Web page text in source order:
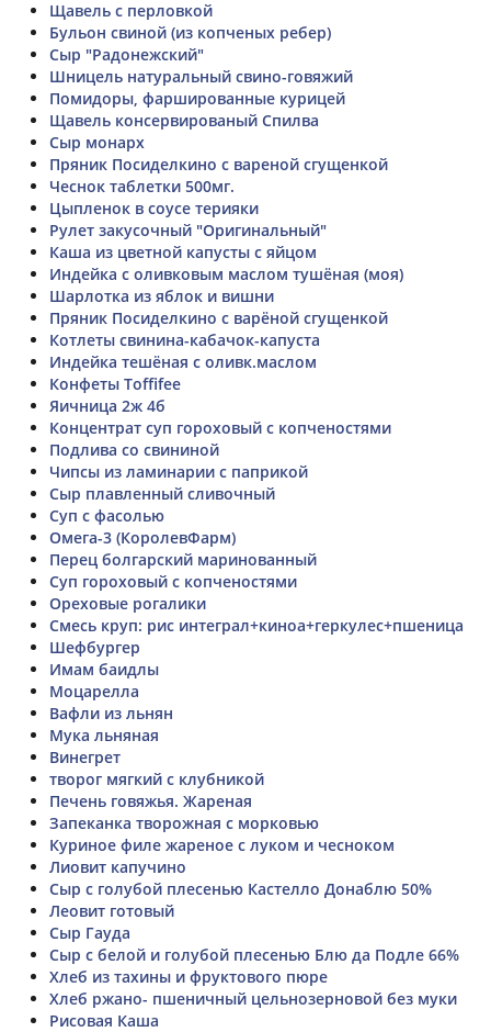
Щавель с перловкой
Бульон свиной (из копченых ребер)
Сыр "Радонежский"
Шницель натуральный свино-говяжий
Помидоры, фаршированные курицей
Щавель консервированый Спилва
Сыр монарх
Пряник Посиделкино с вареной сгущенкой
Чеснок таблетки 500мг.
Цыпленок в соусе терияки
Рулет закусочный "Оригинальный"
Каша из цветной капусты с яйцом
Индейка с оливковым маслом тушёная (моя)
Шарлотка из яблок и вишни
Пряник Посиделкино с варёной сгущенкой
Котлеты свинина-кабачок-капуста
Индейка тешёная с оливк.маслом
Конфеты Toffifee
Яичница 2ж 4б
Концентрат суп гороховый с копченостями
Подлива со свининой
Чипсы из ламинарии с паприкой
Сыр плавленный сливочный
Суп с фасолью
Омега-3 (КоролевФарм)
Перец болгарский маринованный
Суп гороховый с копченостями
Ореховые рогалики
Смесь круп: рис интеграл+киноа+геркулес+пшеница
Шефбургер
Имам баидлы
Моцарелла
Вафли из льнян
Мука льняная
Винегрет
творог мягкий с клубникой
Печень говяжья. Жареная
Запеканка творожная с морковью
Куриное филе жареное с луком и чесноком
Лиовит капучино
Сыр с голубой плесенью Кастелло Донаблю 50%
Леовит готовый
Сыр Гауда
Сыр с белой и голубой плесенью Блю да Подле 66%
Хлеб из тахины и фруктового пюре
Хлеб ржано- пшеничный цельнозерновой без муки
Рисовая Каша